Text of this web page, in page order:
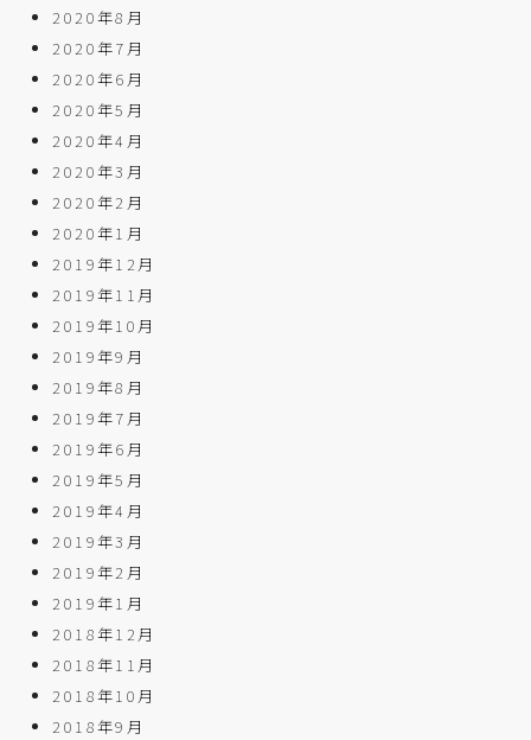
2020年8月
2020年7月
2020年6月
2020年5月
2020年4月
2020年3月
2020年2月
2020年1月
2019年12月
2019年11月
2019年10月
2019年9月
2019年8月
2019年7月
2019年6月
2019年5月
2019年4月
2019年3月
2019年2月
2019年1月
2018年12月
2018年11月
2018年10月
2018年9月